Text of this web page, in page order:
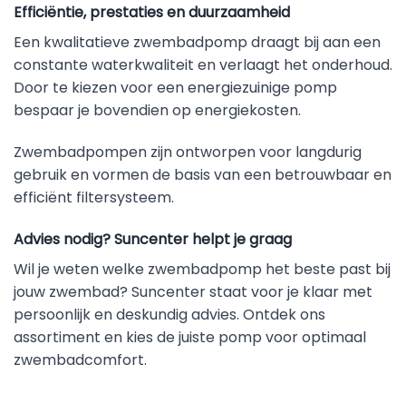
Efficiëntie, prestaties en duurzaamheid
Een kwalitatieve zwembadpomp draagt bij aan een
constante waterkwaliteit en verlaagt het onderhoud.
Door te kiezen voor een energiezuinige pomp
bespaar je bovendien op energiekosten.
Zwembadpompen zijn ontworpen voor langdurig
gebruik en vormen de basis van een betrouwbaar en
efficiënt filtersysteem.
Advies nodig? Suncenter helpt je graag
Wil je weten welke zwembadpomp het beste past bij
jouw zwembad? Suncenter staat voor je klaar met
persoonlijk en deskundig advies. Ontdek ons
assortiment en kies de juiste pomp voor optimaal
zwembadcomfort.